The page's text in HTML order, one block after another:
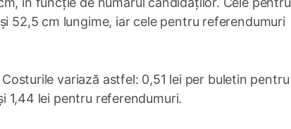
52,5 cm lungime, iar cele pentru referendumuri
variază astfel: 0,51 lei per buletin pentru
1,44 lei pentru referendumuri.